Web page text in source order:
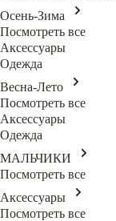
Осень-Зима
Посмотреть все
Аксессуары
Одежда
Весна-Лето
Посмотреть все
Аксессуары
Одежда
МАЛЬЧИКИ
Посмотреть все
Аксессуары
Посмотреть все